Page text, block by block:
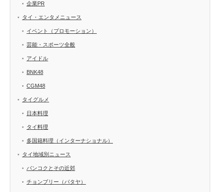
企業PR
タイ・エンタメニュース
イベント（プロモーション）
芸能・スポーツ全般
アイドル
BNK48
CGM48
タイグルメ
日本料理
タイ料理
多国籍料理（インターナショナル）
タイ地域別ニュース
バンコクとその近郊
チョンブリー（パタヤ）